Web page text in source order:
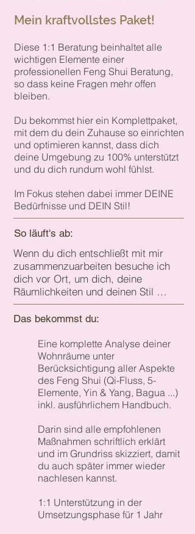
Mein kraftvollstes Paket!
Diese 1:1 Beratung beinhaltet alle
wichtigen Elemente einer
professionellen Feng Shui Beratung,
so dass keine Fragen mehr offen
bleiben.
Du bekommst hier ein Komplettpaket,
mit dem du dein Zuhause so einrichten
und optimieren kannst, dass dich
deine Umgebung zu 100% unterstützt
und du dich rundum wohl fühlst.
Im Fokus stehen dabei immer DEINE
Bedürfnisse und DEIN Stil!
So läuft's ab:
Wenn du dich entschließt mit mir
zusammenzuarbeiten besuche ich
dich vor Ort, um dich, deine
Räumlichkeiten und deinen Stil
genauer kennenzulernen.
Du erzählst mir von deinen
Ich mache Fotos, Notizen und
Skizzen, um später bei der
Ausarbeitung nichts zu vergessen.
Außerdem untersuche ich alle
Schlafplätze nach Störfeldern.
Danach erfolgt eine ausgiebige
Grundriss- und Umgebungsanalyse:
Ich überprüfe und analysiere deinen
Grundrissplan nach Feng Shui
Kriterien und vermerke sämtliche
Vorschläge, Veränderungen usw.
Ich zeige dir, wie du für einen
harmonischen Energiefluss sorgen
Das bekommst du:
Eine komplette Analyse deiner
Wohnräume unter
Berücksichtigung aller Aspekte
des Feng Shui (Qi-Fluss, 5-
Elemente, Yin & Yang, Bagua ...)
inkl. ausführlichem Handbuch.
Darin sind alle empfohlenen
Maßnahmen schriftlich erklärt
und im Grundriss skizziert, damit
du auch später immer wieder
nachlesen kannst.
1:1 Unterstützung in der
Umsetzungsphase für 1 Jahr